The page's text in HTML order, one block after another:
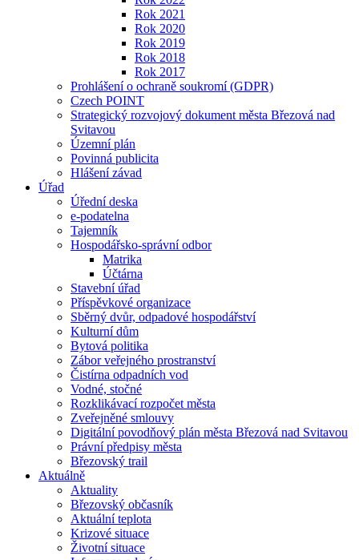
Rok 2021
Rok 2020
Rok 2019
Rok 2018
Rok 2017
Prohlášení o ochraně soukromí (GDPR)
Czech POINT
Strategický rozvojový dokument města Březová nad
Svitavou
Územní plán
Povinná publicita
Hlášení závad
Úřad
Úřední deska
e-podatelna
Tajemník
Hospodářsko-správní odbor
Matrika
Účtárna
Stavební úřad
Příspěvkové organizace
Sběrný dvůr, odpadové hospodářství
Kulturní dům
Bytová politika
Zábor veřejného prostranství
Čistírna odpadních vod
Vodné, stočné
Rozklikávací rozpočet města
Zveřejněné smlouvy
Digitální povodňový plán města Březová nad Svitavou
Právní předpisy města
Březovský trail
Aktuálně
Aktuality
Březovský občasník
Aktuální teplota
Krizové situace
Životní situace